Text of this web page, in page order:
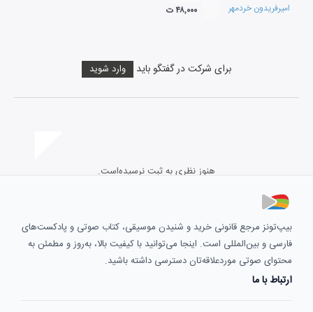
امیرفریدون خردمهر ۴۸,۰۰۰ ت
برای شرکت در گفتگو باید وارد شوید
هنوز نظری به ثبت نرسیده‌است.
بیپ‌تونز مرجع قانونی خرید و شنیدن موسیقی، کتاب صوتی و پادکست‌های
فارسی و بین‌المللی است. اینجا می‌توانید با کیفیت بالا، به‌روز و مطمئن به
محتوای صوتی موردعلاقه‌تان دسترسی داشته باشید.
ارتباط با ما